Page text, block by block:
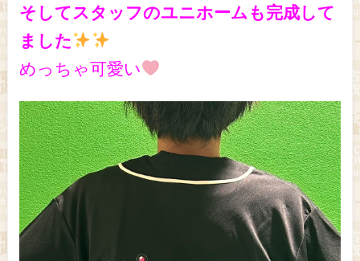
そしてスタッフのユニホームも完成して
ました
めっちゃ可愛い